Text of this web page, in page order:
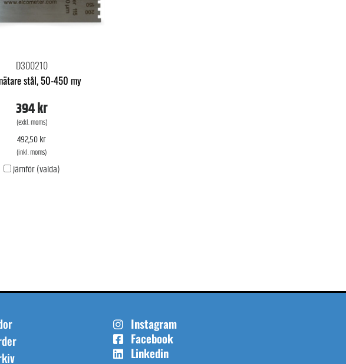
D300210
stål, 50-450 my
394 kr
(exkl. moms)
492,50 kr
(inkl. moms)
Jämför (valda)
Instagram
Facebook
Linkedin